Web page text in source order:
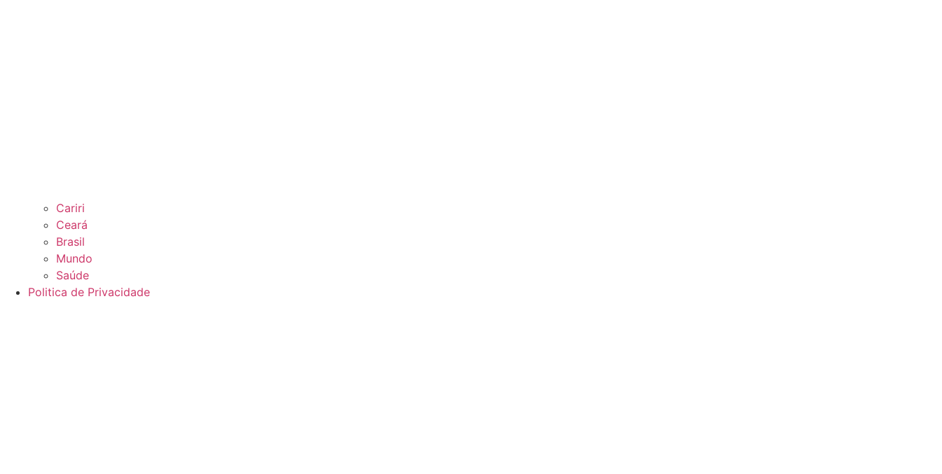
Cariri
Ceará
Brasil
Mundo
Saúde
Politica de Privacidade